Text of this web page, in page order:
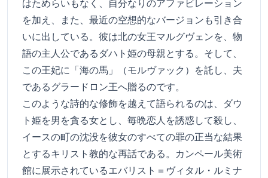
はためらいもなく、自分なりのアファビレーション
を加え、また、最近の空想的なバージョンも引き合
いに出している。彼は北の女王マルグヴェンを、物
語の主人公であるダハト姫の母親とする。そして、
この王妃に「海の馬」（モルヴァック）を託し、夫
であるグラードロン王へ贈るのです。
このような詩的な修飾を越えて語られるのは、ダウ
ト姫を男を貪る女とし、毎晩恋人を誘惑して殺し、
イースの町の沈没を彼女のすべての罪の正当な結果
とするキリスト教的な再話である。カンペール美術
館に展示されているエバリスト＝ヴィタル・ルミナ